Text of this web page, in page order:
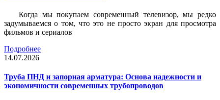
Когда мы покупаем современный телевизор, мы редко
задумываемся о том, что это не просто экран для просмотра
фильмов и сериалов
Подробнее
14.07.2026
Труба ПНД и запорная арматура: Основа надежности и
экономичности современных трубопроводов